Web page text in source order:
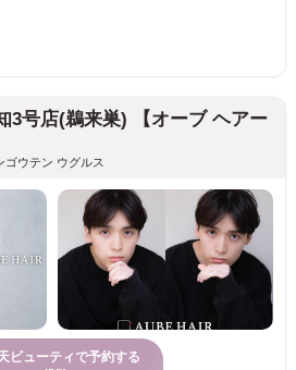
3号店(鵜来巣) 【オーブ ヘアー
ゴウテン ウグルス
ビューティで予約する